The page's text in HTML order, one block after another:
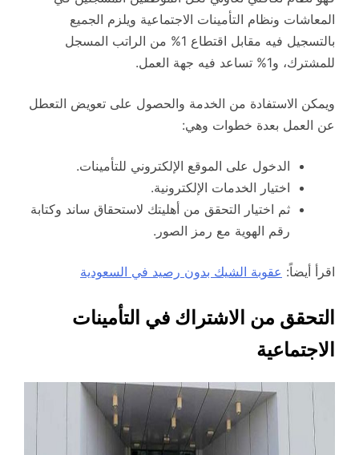
المعاشات ونظام التأمينات الاجتماعية ويلزم الجميع
بالتسجيل فيه مقابل اقتطاع 1% من الراتب المسجل
للمشترك، و1% تساعد فيه جهة العمل.
ويمكن الاستفادة من الخدمة والحصول على تعويض التعطل
عن العمل بعدة خطوات وهي:
الدخول على الموقع الإلكتروني للتأمينات.
اختيار الخدمات الإلكترونية.
ثم اختيار التحقق من أهليتك لاستحقاق ساند وكتابة
رقم الهوية مع رمز الصور.
اقرأ أيضاً: عقوبة الشيك بدون رصيد في السعودية
التحقق من الاشتراك في التأمينات
الاجتماعية